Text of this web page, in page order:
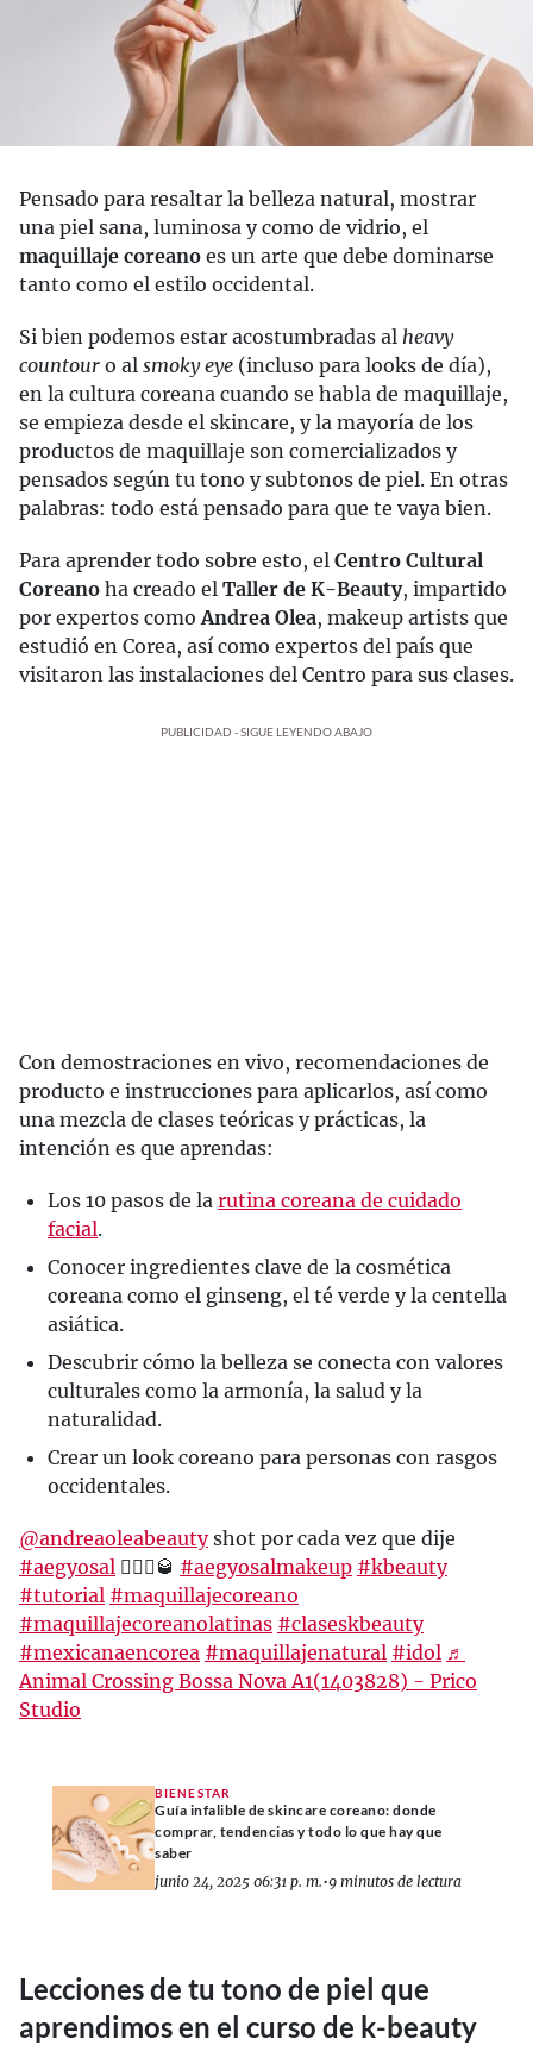
Pensado para resaltar la belleza natural, mostrar
una piel sana, luminosa y como de vidrio, el
maquillaje coreano es un arte que debe dominarse
tanto como el estilo occidental.
Si bien podemos estar acostumbradas al heavy
countour o al smoky eye (incluso para looks de día),
en la cultura coreana cuando se habla de maquillaje,
se empieza desde el skincare, y la mayoría de los
productos de maquillaje son comercializados y
pensados según tu tono y subtonos de piel. En otras
palabras: todo está pensado para que te vaya bien.
Para aprender todo sobre esto, el Centro Cultural
Coreano ha creado el Taller de K-Beauty, impartido
por expertos comoAndrea Olea, makeup artists que
estudió en Corea, así como expertos del país que
visitaron las instalaciones del Centro para sus clases.
PUBLICIDAD - SIGUE LEYENDO ABAJO
Con demostraciones en vivo, recomendaciones de
producto e instrucciones para aplicarlos, así como
una mezcla de clases teóricas y prácticas, la
intención es que aprendas:
Los 10 pasos de la rutina coreana de cuidado
facial.
Conocer ingredientes clave de la cosmética
coreana como el ginseng, el té verde y la centella
asiática.
Descubrir cómo la belleza se conecta con valores
culturales como la armonía, la salud y la
naturalidad.
Crear un look coreano para personas con rasgos
occidentales.
@andreaoleabeautyshot por cada vez que dije
#aegyosal 🤦🏻‍♀️🥃 #aegyosalmakeup #kbeauty
#tutorial #maquillajecoreano
#maquillajecoreanolatinas #claseskbeauty
#mexicanaencorea #maquillajenatural #idol ♬
Animal Crossing Bossa Nova A1(1403828) - Prico
Studio
BIENESTAR
Guía infalible de skincare coreano: donde
comprar, tendencias y todo lo que hay que
saber
junio 24, 2025 06:31 p. m.•9 minutos de lectura
Lecciones de tu tono de piel que
aprendimos en el curso de k-beauty